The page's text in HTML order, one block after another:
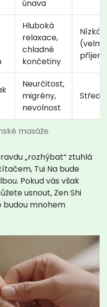
masáže
únava
Hluboká
relaxace,
chladné
končetiny
Nízká
(velmi
Neurčitost,
migrény,
nevolnost
„rozhýbat“ ztuhlá
Tui Na bude
Pokud vás však
usnout, Zen Shi
mnohem